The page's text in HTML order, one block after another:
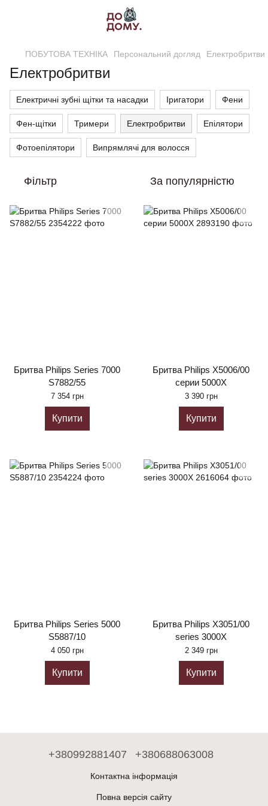
ПОБУТОВА ТЕХНІКА Персональний догляд Електробритви
Електробритви
Електричні зубні щітки та насадки Іригатори Фени
Фен-щітки Тримери Електробритви Епілятори
Фотоепілятори Випрямлячі для волосся
Фільтр За популярністю
Бритва Philips Series 7000
S7882/55
7 354 грн
Купити
Бритва Philips X5006/00
серии 5000X
3 390 грн
Купити
Бритва Philips Series 5000
S5887/10
4 050 грн
Купити
Бритва Philips X3051/00
series 3000X
2 349 грн
Купити
+380992881407 +380688063008
Контактна інформація
Повна версія сайту